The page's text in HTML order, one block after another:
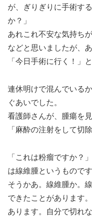
が、ぎりぎりに手術す
か？」
あれこれ不安な気持ち
などと思いましたが、
「今日手術に行く！」
連休明けで混んでいる
ぐあいでした。
看護師さんが、腫瘍を見
「麻酔の注射をして切
「これは粉瘤ですか？
は線維腫というものです
そうかあ。線維腫か。
できたことがあります
あります。自分で切れ